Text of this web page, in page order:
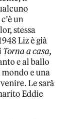
un
stessa
Liz è già
Torna a casa,
e al ballo
e una
Le sarà
Eddie